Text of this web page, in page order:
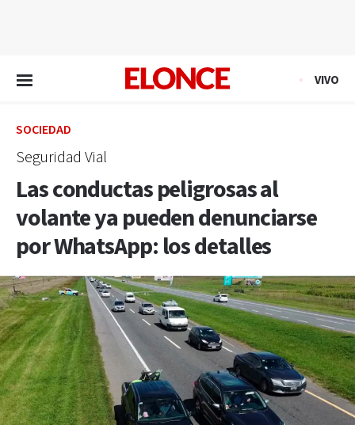
VIVO
SOCIEDAD
Seguridad Vial
Las conductas peligrosas al
volante ya pueden denunciarse
por WhatsApp: los detalles